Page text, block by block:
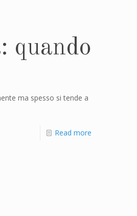
quando
ma spesso si tende a
Read more